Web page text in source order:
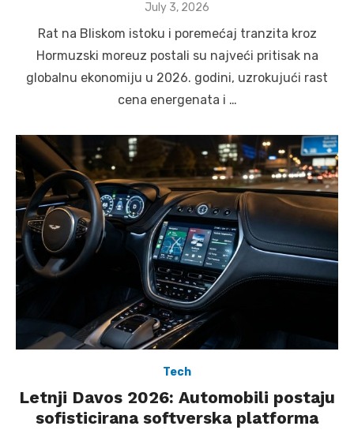
Posted
July 3, 2026
Rat na Bliskom istoku i poremećaj tranzita kroz
Hormuzski moreuz postali su najveći pritisak na
globalnu ekonomiju u 2026. godini, uzrokujući rast
cena energenata i …
Tech
Letnji Davos 2026: Automobili postaju
sofisticirana softverska platforma